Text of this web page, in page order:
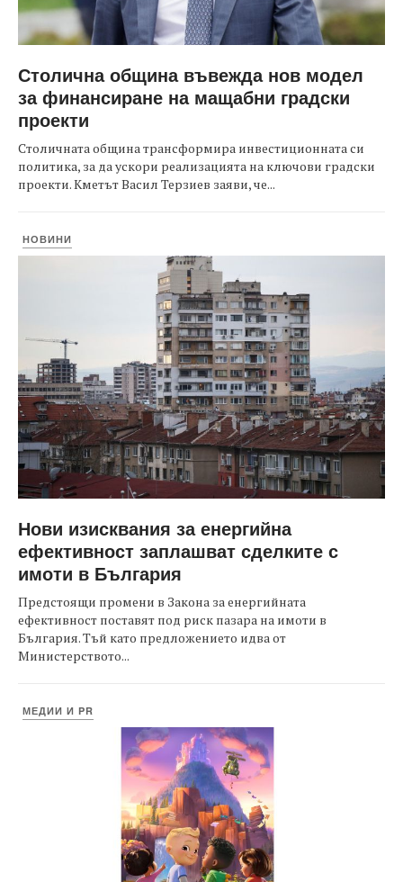
Столична община въвежда нов модел
за финансиране на мащабни градски
проекти
Столичната община трансформира инвестиционната си
политика, за да ускори реализацията на ключови градски
проекти. Кметът Васил Терзиев заяви, че...
НОВИНИ
Нови изисквания за енергийна
ефективност заплашват сделките с
имоти в България
Предстоящи промени в Закона за енергийната
ефективност поставят под риск пазара на имоти в
България. Тъй като предложението идва от
Министерството...
МЕДИИ И PR